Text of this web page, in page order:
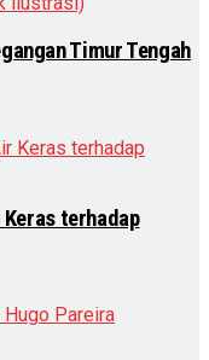
Timur Tengah
Keras terhadap